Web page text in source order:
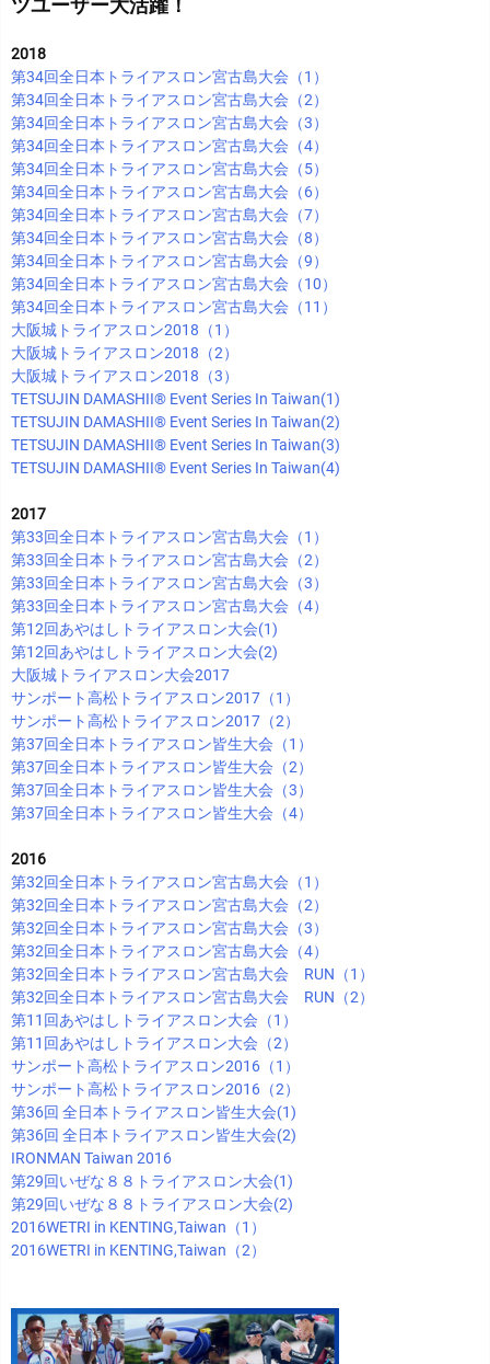
ツユーザー大活躍！
2018
第34回全日本トライアスロン宮古島大会（1）
第34回全日本トライアスロン宮古島大会（2）
第34回全日本トライアスロン宮古島大会（3）
第34回全日本トライアスロン宮古島大会（4）
第34回全日本トライアスロン宮古島大会（5）
第34回全日本トライアスロン宮古島大会（6）
第34回全日本トライアスロン宮古島大会（7）
第34回全日本トライアスロン宮古島大会（8）
第34回全日本トライアスロン宮古島大会（9）
第34回全日本トライアスロン宮古島大会（10）
第34回全日本トライアスロン宮古島大会（11）
大阪城トライアスロン2018（1）
大阪城トライアスロン2018（2）
大阪城トライアスロン2018（3）
TETSUJIN DAMASHII®︎ Event Series In Taiwan(1)
TETSUJIN DAMASHII®︎ Event Series In Taiwan(2)
TETSUJIN DAMASHII®︎ Event Series In Taiwan(3)
TETSUJIN DAMASHII®︎ Event Series In Taiwan(4)
2017
第33回全日本トライアスロン宮古島大会（1）
第33回全日本トライアスロン宮古島大会（2）
第33回全日本トライアスロン宮古島大会（3）
第33回全日本トライアスロン宮古島大会（4）
第12回あやはしトライアスロン大会(1)
第12回あやはしトライアスロン大会(2)
大阪城トライアスロン大会2017
サンポート高松トライアスロン2017（1）
サンポート高松トライアスロン2017（2）
第37回全日本トライアスロン皆生大会（1）
第37回全日本トライアスロン皆生大会（2）
第37回全日本トライアスロン皆生大会（3）
第37回全日本トライアスロン皆生大会（4）
2016
第32回全日本トライアスロン宮古島大会（1）
第32回全日本トライアスロン宮古島大会（2）
第32回全日本トライアスロン宮古島大会（3）
第32回全日本トライアスロン宮古島大会（4）
第32回全日本トライアスロン宮古島大会 RUN（1）
第32回全日本トライアスロン宮古島大会 RUN（2）
第11回あやはしトライアスロン大会（1）
第11回あやはしトライアスロン大会（2）
サンポート高松トライアスロン2016（1）
サンポート高松トライアスロン2016（2）
第36回 全日本トライアスロン皆生大会(1)
第36回 全日本トライアスロン皆生大会(2)
IRONMAN Taiwan 2016
第29回いぜな８８トライアスロン大会(1)
第29回いぜな８８トライアスロン大会(2)
2016WETRI in KENTING,Taiwan（1）
2016WETRI in KENTING,Taiwan（2）